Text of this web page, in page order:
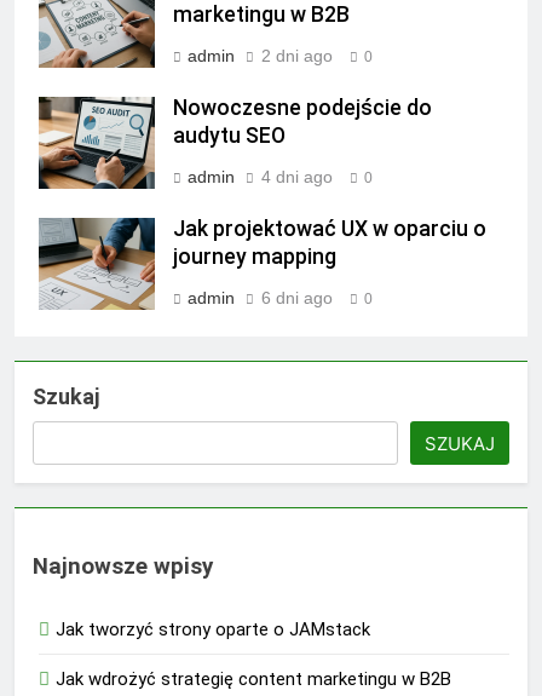
marketingu w B2B
admin 2 dni ago 0
Nowoczesne podejście do
audytu SEO
admin 4 dni ago 0
Jak projektować UX w oparciu o
journey mapping
admin 6 dni ago 0
Szukaj
SZUKAJ
Najnowsze wpisy
Jak tworzyć strony oparte o JAMstack
Jak wdrożyć strategię content marketingu w B2B